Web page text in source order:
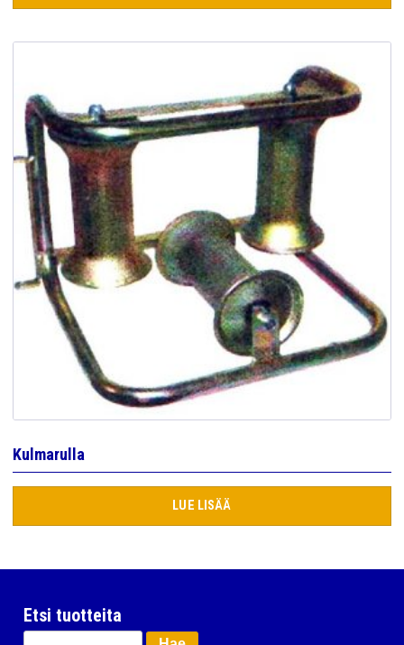
Kulmarulla
LUE LISÄÄ
Etsi tuotteita